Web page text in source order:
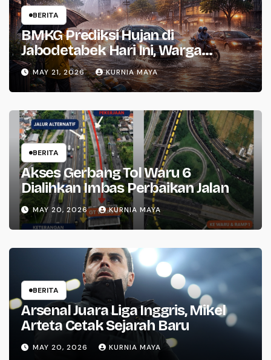
BERITA
BMKG Prediksi Hujan di
Jabodetabek Hari Ini, Warga
Waspada
MAY 21, 2026 KURNIA MAYA
BERITA
Akses Gerbang Tol Waru 6
Dialihkan Imbas Perbaikan Jalan
MAY 20, 2026 KURNIA MAYA
BERITA
Arsenal Juara Liga Inggris, Mikel
Arteta Cetak Sejarah Baru
MAY 20, 2026 KURNIA MAYA